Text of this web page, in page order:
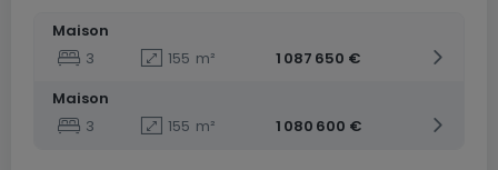
Maison
3
155 m²
1 087 650 €
Maison
3
155 m² 1 080 600 €